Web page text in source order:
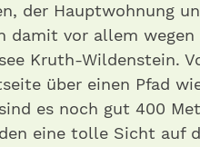
der Hauptwohnung
damit vor allem
Kruth-Wildenstein.
über einen Pfad
es noch gut 400
eine tolle Sicht auf